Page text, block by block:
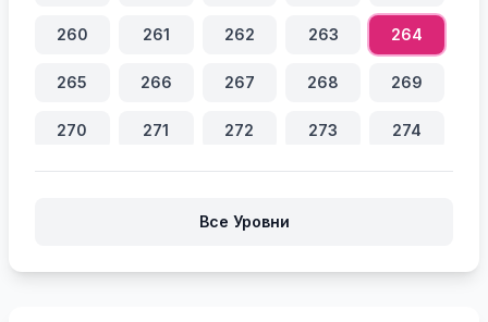
260 261 262 263 264
265 266 267 268 269
270 271 272 273 274
275 276 277 278 279
282
285 286 287 288
Все Уровни